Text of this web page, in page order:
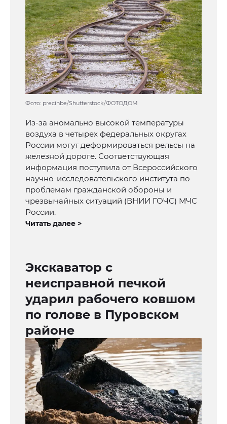
Фото: precinbe/Shutterstock/ФОТОДОМ
Из-за аномально высокой температуры
воздуха в четырех федеральных округах
России могут деформироваться рельсы на
железной дороге. Соответствующая
информация поступила от Всероссийского
научно-исследовательского института по
проблемам гражданской обороны и
чрезвычайных ситуаций (ВНИИ ГОЧС) МЧС
России.
Читать далее >
Экскаватор с
неисправной печкой
ударил рабочего ковшом
по голове в Пуровском
районе